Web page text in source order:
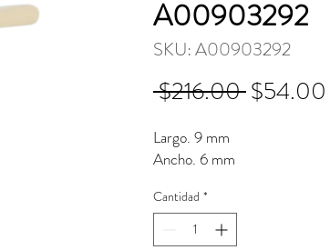
A00903292
SKU: A00903292
$216.00 Precio
$54.00
Largo. 9 mm
Ancho. 6 mm
Cantidad *